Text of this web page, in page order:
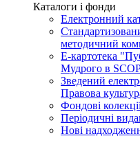
Каталоги і фонди
Електронний
методичний
Е-картотека
Мудрого в
Зведений
Правова
Фондові
Періодичні
Нові